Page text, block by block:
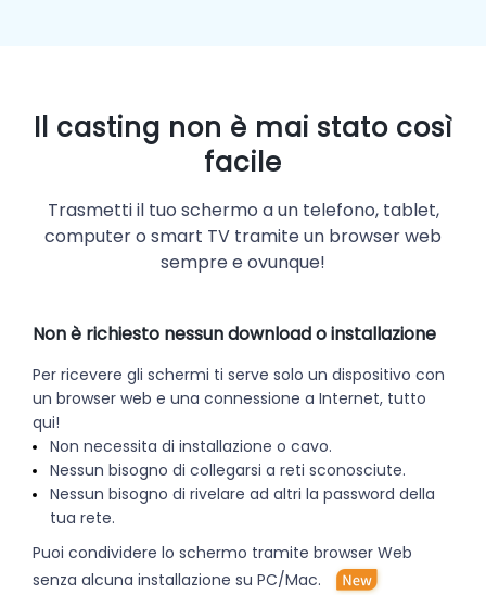
Il casting non è mai stato così
facile
Trasmetti il tuo schermo a un telefono, tablet,
computer o smart TV tramite un browser web
sempre e ovunque!
Non è richiesto nessun download o installazione
Per ricevere gli schermi ti serve solo un dispositivo con
un browser web e una connessione a Internet, tutto
qui!
Non necessita di installazione o cavo.
Nessun bisogno di collegarsi a reti sconosciute.
Nessun bisogno di rivelare ad altri la password della
tua rete.
Puoi condividere lo schermo tramite browser Web
senza alcuna installazione su PC/Mac.